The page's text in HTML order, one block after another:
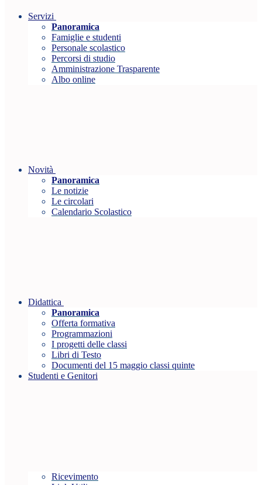
Servizi
Panoramica
Famiglie e studenti
Personale scolastico
Percorsi di studio
Amministrazione Trasparente
Albo online
Novità
Panoramica
Le notizie
Le circolari
Calendario Scolastico
Didattica
Panoramica
Offerta formativa
Programmazioni
I progetti delle classi
Libri di Testo
Documenti del 15 maggio classi quinte
Studenti e Genitori
Ricevimento